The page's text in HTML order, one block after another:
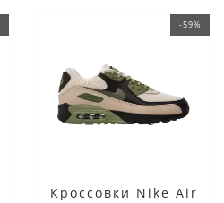
-59%
Кроссовки Nike Air